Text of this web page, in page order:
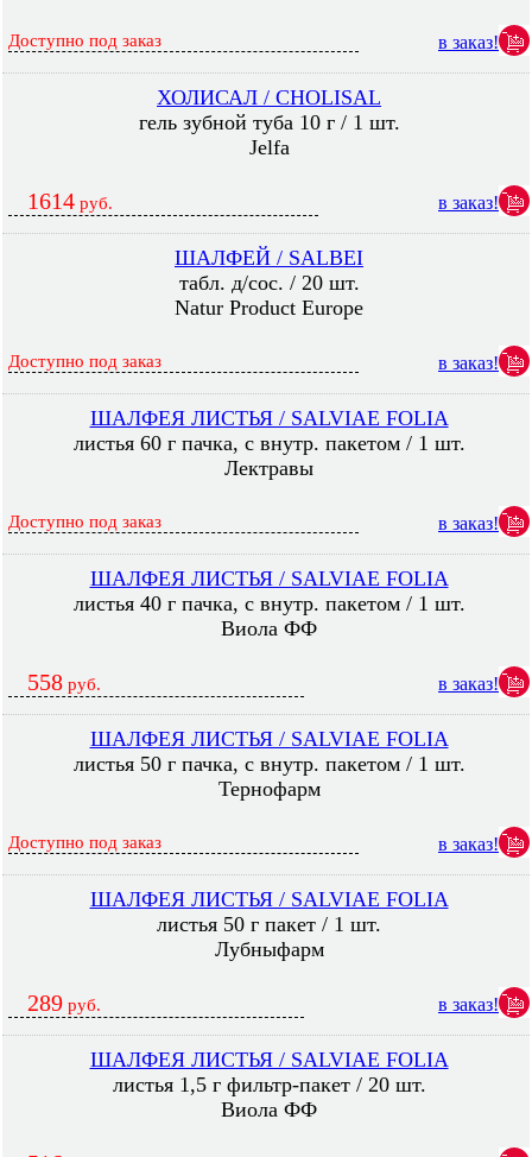
Доступно под заказ в заказ!
ХОЛИСАЛ / CHOLISAL
гель зубной туба 10 г / 1 шт.
Jelfa
1614 руб. в заказ!
ШАЛФЕЙ / SALBEI
табл. д/сос. / 20 шт.
Natur Product Europe
Доступно под заказ в заказ!
ШАЛФЕЯ ЛИСТЬЯ / SALVIAE FOLIA
листья 60 г пачка, с внутр. пакетом / 1 шт.
Лектравы
Доступно под заказ в заказ!
ШАЛФЕЯ ЛИСТЬЯ / SALVIAE FOLIA
листья 40 г пачка, с внутр. пакетом / 1 шт.
Виола ФФ
558 руб. в заказ!
ШАЛФЕЯ ЛИСТЬЯ / SALVIAE FOLIA
листья 50 г пачка, с внутр. пакетом / 1 шт.
Тернофарм
Доступно под заказ в заказ!
ШАЛФЕЯ ЛИСТЬЯ / SALVIAE FOLIA
листья 50 г пакет / 1 шт.
Лубныфарм
289 руб. в заказ!
ШАЛФЕЯ ЛИСТЬЯ / SALVIAE FOLIA
листья 1,5 г фильтр-пакет / 20 шт.
Виола ФФ